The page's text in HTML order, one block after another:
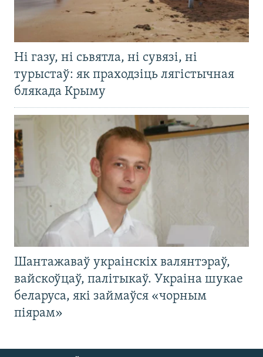
Ні газу, ні сьвятла, ні сувязі, ні
турыстаў: як праходзіць лягістычная
блякада Крыму
Шантажаваў украінскіх валянтэраў,
вайскоўцаў, палітыкаў. Украіна шукае
беларуса, які займаўся «чорным
піярам»